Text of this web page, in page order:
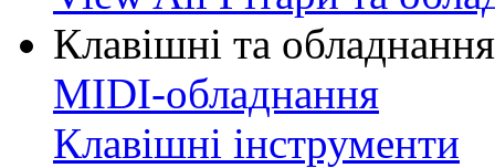
Клавішні та обладнання
MIDI-обладнання
Клавішні інструменти